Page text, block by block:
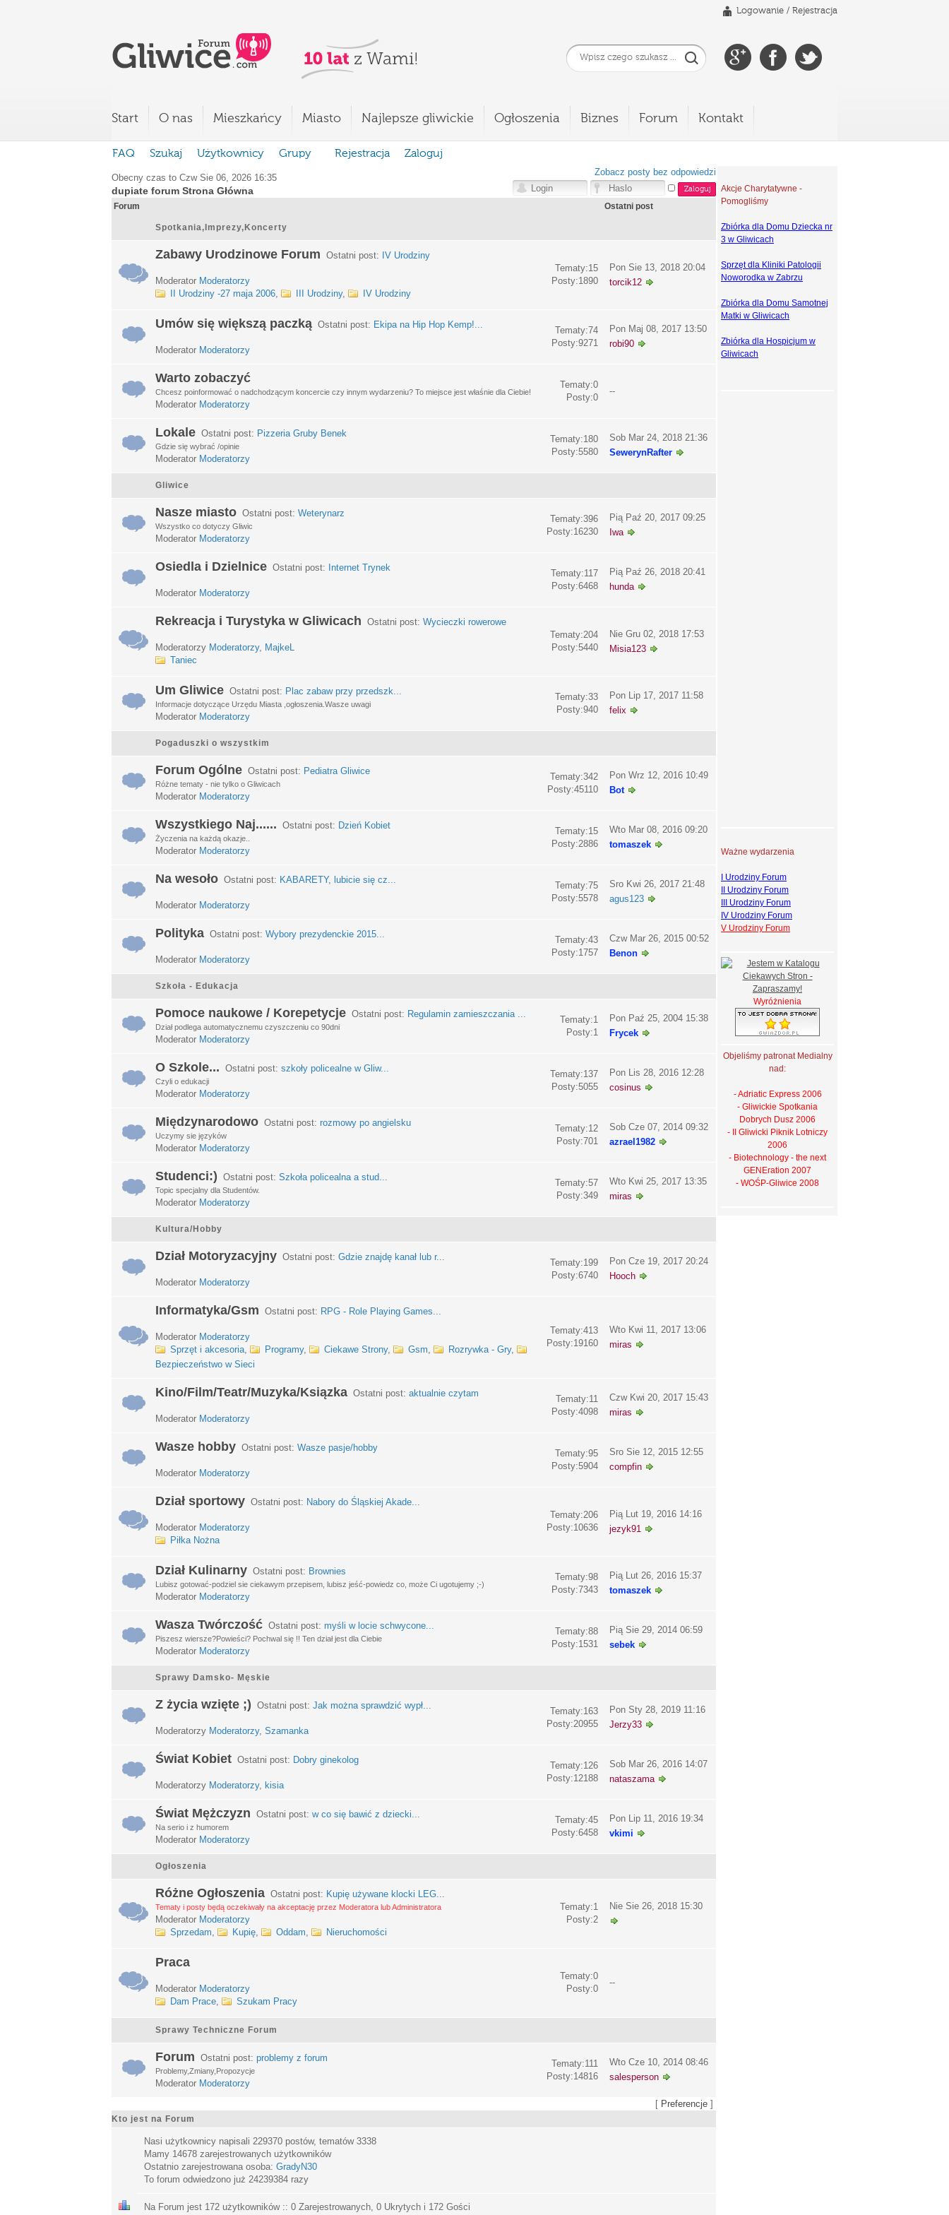
Logowanie / Rejestracja
Start O nas Mieszkańcy Miasto Najlepsze gliwickie Ogłoszenia Biznes Forum Kontakt
FAQ Szukaj Użytkownicy Grupy Rejestracja Zaloguj
Obecny czas to Czw Sie 06, 2026 16:35
dupiate forum Strona Główna
Zobacz posty bez odpowiedzi
Forum Ostatni post
Spotkania,Imprezy,Koncerty
Zabawy Urodzinowe Forum Ostatni post: IV Urodziny
Moderator Moderatorzy
II Urodziny -27 maja 2006, III Urodziny, IV Urodziny
Tematy:15
Posty:1890
Pon Sie 13, 2018 20:04
torcik12
Umów się większą paczką Ostatni post: Ekipa na Hip Hop Kemp!...
Moderator Moderatorzy
Tematy:74
Posty:9271
Pon Maj 08, 2017 13:50
robi90
Warto zobaczyć
Chcesz poinformować o nadchodzącym koncercie czy innym wydarzeniu? To miejsce jest właśnie dla Ciebie!
Moderator Moderatorzy
Tematy:0
Posty:0
--
Lokale Ostatni post: Pizzeria Gruby Benek
Gdzie się wybrać /opinie
Moderator Moderatorzy
Tematy:180
Posty:5580
Sob Mar 24, 2018 21:36
SewerynRafter
Gliwice
Nasze miasto Ostatni post: Weterynarz
Wszystko co dotyczy Gliwic
Moderator Moderatorzy
Tematy:396
Posty:16230
Pią Paź 20, 2017 09:25
Iwa
Osiedla i Dzielnice Ostatni post: Internet Trynek
Moderator Moderatorzy
Tematy:117
Posty:6468
Pią Paź 26, 2018 20:41
hunda
Rekreacja i Turystyka w Gliwicach Ostatni post: Wycieczki rowerowe
Moderatorzy Moderatorzy, MajkeL
Taniec
Tematy:204
Posty:5440
Nie Gru 02, 2018 17:53
Misia123
Um Gliwice Ostatni post: Plac zabaw przy przedszk...
Informacje dotyczące Urzędu Miasta ,ogłoszenia.Wasze uwagi
Moderator Moderatorzy
Tematy:33
Posty:940
Pon Lip 17, 2017 11:58
felix
Pogaduszki o wszystkim
Forum Ogólne Ostatni post: Pediatra Gliwice
Różne tematy - nie tylko o Gliwicach
Moderator Moderatorzy
Tematy:342
Posty:45110
Pon Wrz 12, 2016 10:49
Bot
Wszystkiego Naj...... Ostatni post: Dzień Kobiet
Życzenia na każdą okazje..
Moderator Moderatorzy
Tematy:15
Posty:2886
Wto Mar 08, 2016 09:20
tomaszek
Na wesoło Ostatni post: KABARETY, lubicie się cz...
Moderator Moderatorzy
Tematy:75
Posty:5578
Sro Kwi 26, 2017 21:48
agus123
Polityka Ostatni post: Wybory prezydenckie 2015...
Moderator Moderatorzy
Tematy:43
Posty:1757
Czw Mar 26, 2015 00:52
Benon
Szkoła - Edukacja
Pomoce naukowe / Korepetycje Ostatni post: Regulamin zamieszczania ...
Dział podlega automatycznemu czyszczeniu co 90dni
Moderator Moderatorzy
Tematy:1
Posty:1
Pon Paź 25, 2004 15:38
Frycek
O Szkole... Ostatni post: szkoły policealne w Gliw...
Czyli o edukacji
Moderator Moderatorzy
Tematy:137
Posty:5055
Pon Lis 28, 2016 12:28
cosinus
Międzynarodowo Ostatni post: rozmowy po angielsku
Uczymy sie języków
Moderator Moderatorzy
Tematy:12
Posty:701
Sob Cze 07, 2014 09:32
azrael1982
Studenci:) Ostatni post: Szkoła policealna a stud...
Topic specjalny dla Studentów.
Moderator Moderatorzy
Tematy:57
Posty:349
Wto Kwi 25, 2017 13:35
miras
Kultura/Hobby
Dział Motoryzacyjny Ostatni post: Gdzie znajdę kanał lub r...
Moderator Moderatorzy
Tematy:199
Posty:6740
Pon Cze 19, 2017 20:24
Hooch
Informatyka/Gsm Ostatni post: RPG - Role Playing Games...
Moderator Moderatorzy
Sprzęt i akcesoria, Programy, Ciekawe Strony, Gsm, Rozrywka - Gry,
Bezpieczeństwo w Sieci
Tematy:413
Posty:19160
Wto Kwi 11, 2017 13:06
miras
Kino/Film/Teatr/Muzyka/Ksiązka Ostatni post: aktualnie czytam
Moderator Moderatorzy
Tematy:11
Posty:4098
Czw Kwi 20, 2017 15:43
miras
Wasze hobby Ostatni post: Wasze pasje/hobby
Moderator Moderatorzy
Tematy:95
Posty:5904
Sro Sie 12, 2015 12:55
compfin
Dział sportowy Ostatni post: Nabory do Śląskiej Akade...
Moderator Moderatorzy
Piłka Nożna
Tematy:206
Posty:10636
Pią Lut 19, 2016 14:16
jezyk91
Dział Kulinarny Ostatni post: Brownies
Lubisz gotować-podziel sie ciekawym przepisem, lubisz jeść-powiedz co, może Ci ugotujemy ;-)
Moderator Moderatorzy
Tematy:98
Posty:7343
Pią Lut 26, 2016 15:37
tomaszek
Wasza Twórczość Ostatni post: myśli w locie schwycone...
Piszesz wiersze?Powieści? Pochwal się !! Ten dział jest dla Ciebie
Moderator Moderatorzy
Tematy:88
Posty:1531
Pią Sie 29, 2014 06:59
sebek
Sprawy Damsko- Męskie
Z życia wzięte ;) Ostatni post: Jak można sprawdzić wypł...
Moderatorzy Moderatorzy, Szamanka
Tematy:163
Posty:20955
Pon Sty 28, 2019 11:16
Jerzy33
Świat Kobiet Ostatni post: Dobry ginekolog
Moderatorzy Moderatorzy, kisia
Tematy:126
Posty:12188
Sob Mar 26, 2016 14:07
nataszama
Świat Mężczyzn Ostatni post: w co się bawić z dziecki...
Na serio i z humorem
Moderator Moderatorzy
Tematy:45
Posty:6458
Pon Lip 11, 2016 19:34
vkimi
Ogłoszenia
Różne Ogłoszenia Ostatni post: Kupię używane klocki LEG...
Tematy i posty będą oczekiwały na akceptację przez Moderatora lub Administratora
Moderator Moderatorzy
Sprzedam, Kupię, Oddam, Nieruchomości
Tematy:1
Posty:2
Nie Sie 26, 2018 15:30
Praca
Moderator Moderatorzy
Dam Prace, Szukam Pracy
Tematy:0
Posty:0
--
Sprawy Techniczne Forum
Forum Ostatni post: problemy z forum
Problemy,Zmiany,Propozycje
Moderator Moderatorzy
Tematy:111
Posty:14816
Wto Cze 10, 2014 08:46
salesperson
[ Preferencje ]
Kto jest na Forum
Nasi użytkownicy napisali 229370 postów, tematów 3338
Mamy 14678 zarejestrowanych użytkowników
Ostatnio zarejestrowana osoba: GradyN30
To forum odwiedzono już 24239384 razy
Na Forum jest 172 użytkowników :: 0 Zarejestrowanych, 0 Ukrytych i 172 Gości
Akcje Charytatywne -
Pomogliśmy
Zbiórka dla Domu Dziecka nr
3 w Gliwicach
Sprzęt dla Kliniki Patologii
Noworodka w Zabrzu
Zbiórka dla Domu Samotnej
Matki w Gliwicach
Zbiórka dla Hospicjum w
Gliwicach
Ważne wydarzenia
I Urodziny Forum
II Urodziny Forum
III Urodziny Forum
IV Urodziny Forum
V Urodziny Forum
Wyróżnienia
Objeliśmy patronat Medialny
nad:
- Adriatic Express 2006
- Gliwickie Spotkania
Dobrych Dusz 2006
- II Gliwicki Piknik Lotniczy
2006
- Biotechnology - the next
GENEration 2007
- WOŚP-Gliwice 2008